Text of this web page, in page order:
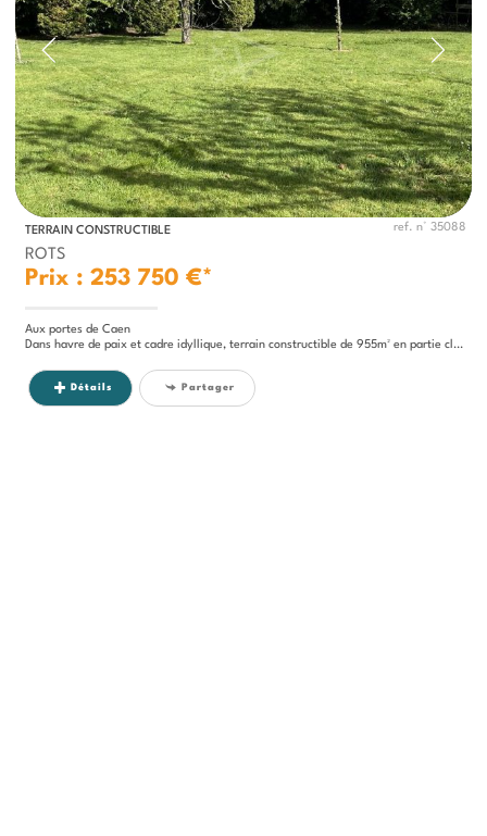
TERRAIN CONSTRUCTIBLE ref. n° 35088
ROTS
Prix : 253 750 €*
Aux portes de Caen
Dans havre de paix et cadre idyllique, terrain constructible de 955m² en partie clos et arboré CU opérationel ok....
Détails Partager